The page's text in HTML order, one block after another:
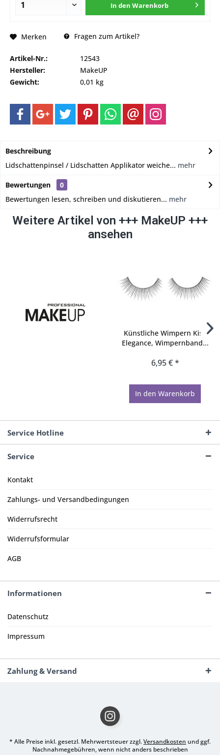
In den Warenkorb
Merken Fragen zum Artikel?
Artikel-Nr.:
12543
Hersteller:
MakeUP
Gewicht:
0,01 kg
Beschreibung
Lidschattenpinsel / Lidschatten Applikator weiche... mehr
Bewertungen
0
Bewertungen lesen, schreiben und diskutieren... mehr
Weitere Artikel von +++ MakeUP +++
ansehen
Künstliche Wimpern Kiss
Elegance, Wimpernband...
6,95 € *
In den Warenkorb
Service Hotline
Service
Kontakt
Zahlungs- und Versandbedingungen
Widerrufsrecht
Widerrufsformular
AGB
Informationen
Datenschutz
Impressum
Zahlung & Versand
* Alle Preise inkl. gesetzl. Mehrwertsteuer zzgl.Versandkosten und ggf.
Nachnahmegebühren, wenn nicht anders beschrieben